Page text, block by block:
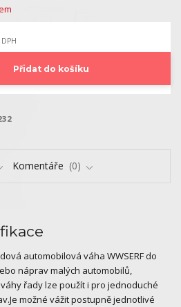
Přidat do košíku
Komentáře 0
automobilová váha WWSERF do
náprav malých automobilů,
řady lze použít i pro jednoduché
možné vážit postupně jednotlivé